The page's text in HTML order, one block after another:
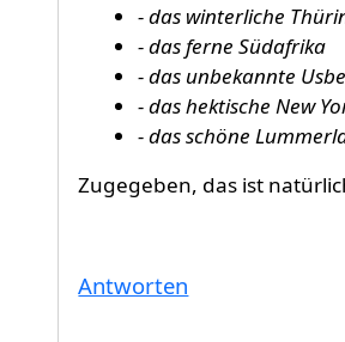
- das winterliche
- das ferne Südafrika
- das unbekannte
- das hektische New
- das schöne
Zugegeben, das ist
Antworten